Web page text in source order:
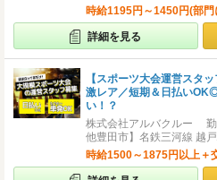
時給1195円～1450円(部門
詳細を見る
【スポーツ大会運営スタッ
激レア／短期＆日払い
い！？
株式会社アルバクルー
他豊田市】名鉄三河線 越
時給1500～1875円以上＋